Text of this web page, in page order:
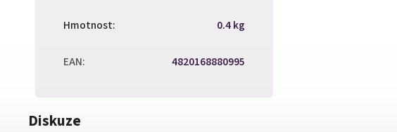
Hmotnost: 0.4 kg
EAN: 4820168880995
Diskuze